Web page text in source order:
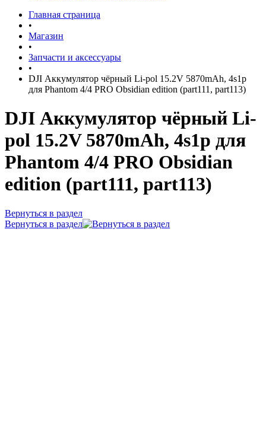
Главная страница
•
Магазин
•
Запчасти и аксессуары
•
DJI Аккумулятор чёрный Li-pol 15.2V 5870mAh, 4s1p
для Phantom 4/4 PRO Obsidian edition (part111, part113)
DJI Аккумулятор чёрный Li-
pol 15.2V 5870mAh, 4s1p для
Phantom 4/4 PRO Obsidian
edition (part111, part113)
Вернуться в раздел
Вернуться в раздел